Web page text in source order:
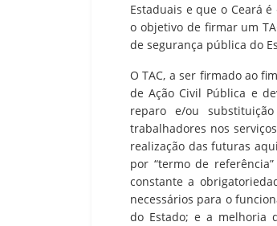
Estaduais e que o Ceará
o objetivo de firmar um
de segurança pública do
O TAC, a ser firmado ao
de Ação Civil Pública e
reparo e/ou
trabalhadores nos
realização das futuras
por “termo de
constante a
necessários para o
do Estado; e a melhoria